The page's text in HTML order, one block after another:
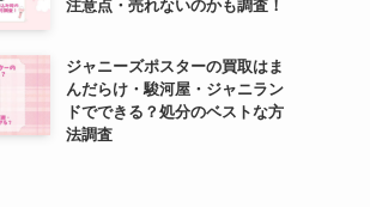
注意点・売れないのかも調査！
ジャニーズポスターの買取はま
んだらけ・駿河屋・ジャニラン
ドでできる？処分のベストな方
法調査